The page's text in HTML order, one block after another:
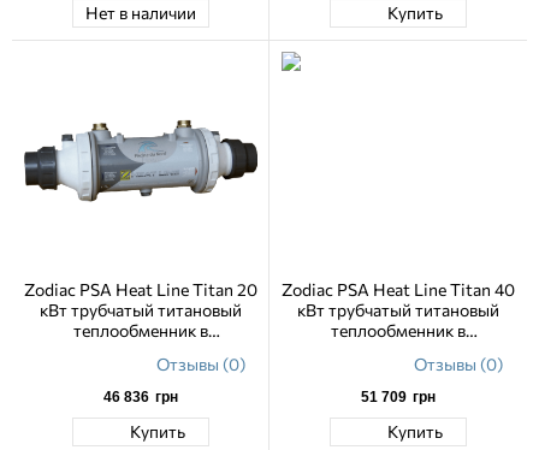
Нет в наличии Купить
Zodiac PSA Heat Line Titan 20
кВт трубчатый титановый
теплообменник в
Отзывы (0)
46 836 грн
Купить
Zodiac PSA Heat Line Titan 40
кВт трубчатый титановый
теплообменник в
Отзывы (0)
51 709 грн
Купить